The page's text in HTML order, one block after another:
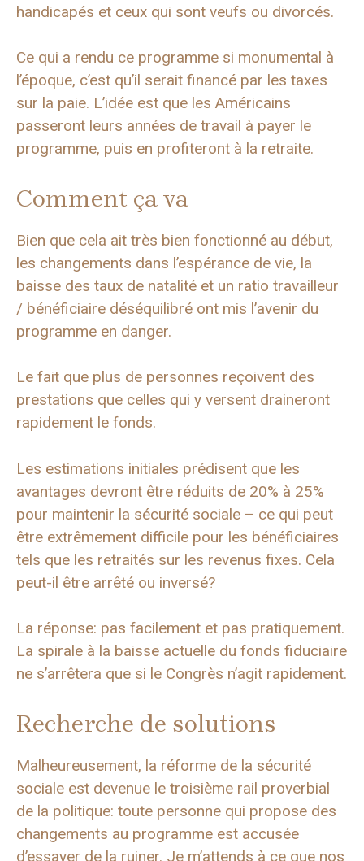
handicapés et ceux qui sont veufs ou divorcés.
Ce qui a rendu ce programme si monumental à
l’époque, c’est qu’il serait financé par les taxes
sur la paie. L’idée est que les Américains
passeront leurs années de travail à payer le
programme, puis en profiteront à la retraite.
Comment ça va
Bien que cela ait très bien fonctionné au début,
les changements dans l’espérance de vie, la
baisse des taux de natalité et un ratio travailleur
/ bénéficiaire déséquilibré ont mis l’avenir du
programme en danger.
Le fait que plus de personnes reçoivent des
prestations que celles qui y versent draineront
rapidement le fonds.
Les estimations initiales prédisent que les
avantages devront être réduits de 20% à 25%
pour maintenir la sécurité sociale – ce qui peut
être extrêmement difficile pour les bénéficiaires
tels que les retraités sur les revenus fixes. Cela
peut-il être arrêté ou inversé?
La réponse: pas facilement et pas pratiquement.
La spirale à la baisse actuelle du fonds fiduciaire
ne s’arrêtera que si le Congrès n’agit rapidement.
Recherche de solutions
Malheureusement, la réforme de la sécurité
sociale est devenue le troisième rail proverbial
de la politique: toute personne qui propose des
changements au programme est accusée
d’essayer de la ruiner. Je m’attends à ce que nos